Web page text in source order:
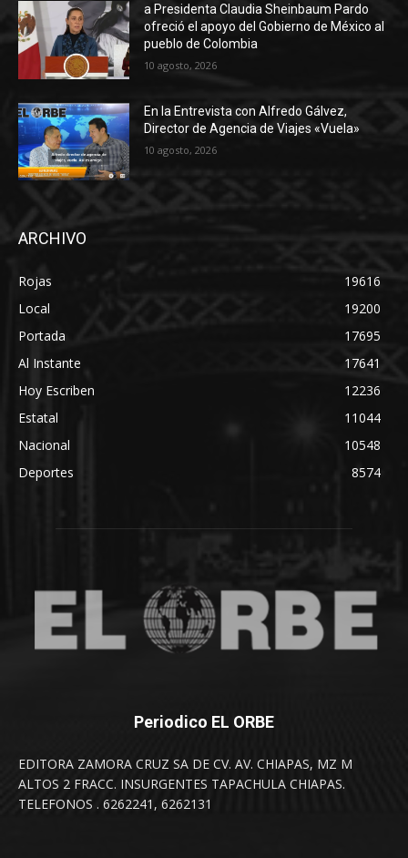
a Presidenta Claudia Sheinbaum Pardo
ofreció el apoyo del Gobierno de México al
pueblo de Colombia
10 agosto, 2026
En la Entrevista con Alfredo Gálvez,
Director de Agencia de Viajes «Vuela»
10 agosto, 2026
ARCHIVO
Rojas
19616
Local
19200
Portada
17695
Al Instante
17641
Hoy Escriben
12236
Estatal
11044
Nacional
10548
Deportes
8574
Periodico EL ORBE
EDITORA ZAMORA CRUZ SA DE CV. AV. CHIAPAS, MZ M
ALTOS 2 FRACC. INSURGENTES TAPACHULA CHIAPAS.
TELEFONOS . 6262241, 6262131